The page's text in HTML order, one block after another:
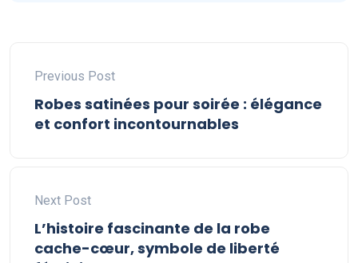
Previous Post
Robes satinées pour soirée : élégance
et confort incontournables
Next Post
L’histoire fascinante de la robe
cache-cœur, symbole de liberté